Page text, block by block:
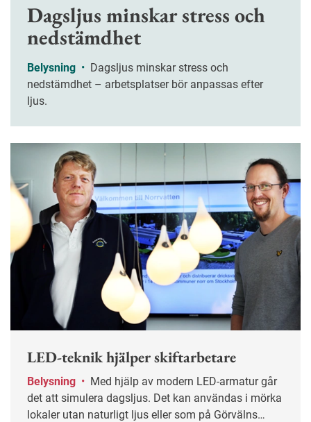
Dagsljus minskar stress och
nedstämdhet
Belysning •
nedstämdhet – arbetsplatser bör anpassas efter
ljus.
LED-teknik hjälper skiftarbetare
Belysning •
det att simulera dagsljus. Det kan användas i mörka
lokaler utan naturligt ljus eller som på Görvälns